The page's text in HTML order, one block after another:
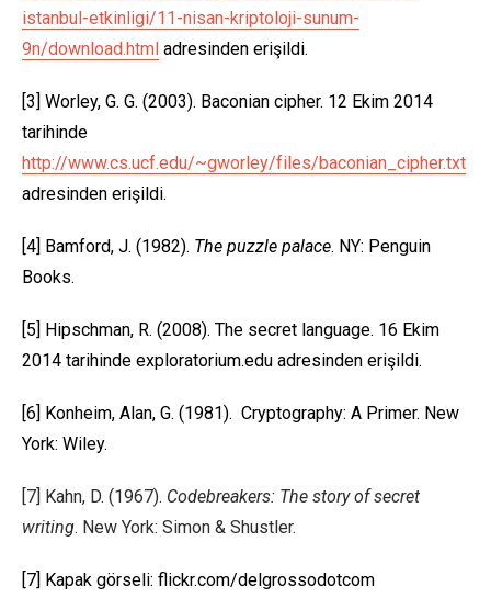
istanbul-etkinligi/11-nisan-kriptoloji-sunum-
9n/download.html adresinden erişildi.
[3] Worley, G. G. (2003). Baconian cipher. 12 Ekim 2014
tarihinde
http://www.cs.ucf.edu/~gworley/files/baconian_cipher.txt
adresinden erişildi.
[4] Bamford, J. (1982). The puzzle palace. NY: Penguin
Books.
[5] Hipschman, R. (2008). The secret language. 16 Ekim
2014 tarihinde exploratorium.edu adresinden erişildi.
[6] Konheim, Alan, G. (1981). Cryptography: A Primer. New
York: Wiley.
[7] Kahn, D. (1967). Codebreakers: The story of secret
writing. New York: Simon & Shustler.
[7] Kapak görseli: flickr.com/delgrossodotcom